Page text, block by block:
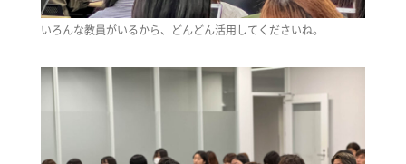
いろんな教員がいるから、どんどん活用してくださいね。